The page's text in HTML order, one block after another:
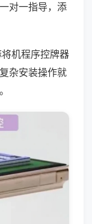
对一指导，添
机程序控牌器
杂安装操作就